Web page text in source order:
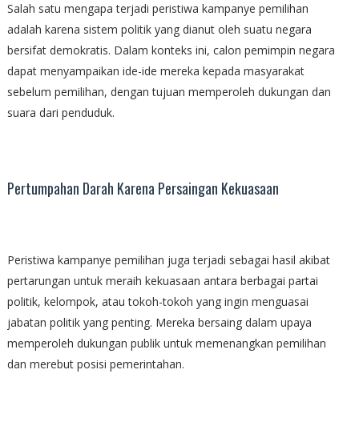
Salah satu mengapa terjadi peristiwa kampanye pemilihan
adalah karena sistem politik yang dianut oleh suatu negara
bersifat demokratis. Dalam konteks ini, calon pemimpin negara
dapat menyampaikan ide-ide mereka kepada masyarakat
sebelum pemilihan, dengan tujuan memperoleh dukungan dan
suara dari penduduk.
Pertumpahan Darah Karena Persaingan Kekuasaan
Peristiwa kampanye pemilihan juga terjadi sebagai hasil akibat
pertarungan untuk meraih kekuasaan antara berbagai partai
politik, kelompok, atau tokoh-tokoh yang ingin menguasai
jabatan politik yang penting. Mereka bersaing dalam upaya
memperoleh dukungan publik untuk memenangkan pemilihan
dan merebut posisi pemerintahan.